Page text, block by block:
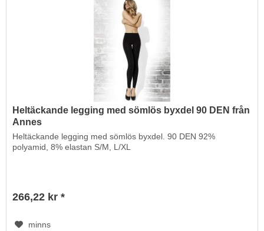
Heltäckande legging med sömlös byxdel 90 DEN från
Annes
Heltäckande legging med sömlös byxdel. 90 DEN 92%
polyamid, 8% elastan S/M, L/XL
266,22 kr *
minns